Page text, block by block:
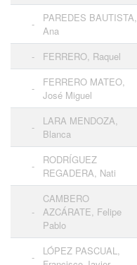
-
PAREDES BAUTISTA,
Ana
- FERRERO, Raquel
-
FERRERO MATEO,
José Miguel
-
LARA MENDOZA,
Blanca
-
RODRÍGUEZ
REGADERA, Nati
-
CAMBERO
AZCÁRATE, Felipe
Pablo
-
LÓPEZ PASCUAL,